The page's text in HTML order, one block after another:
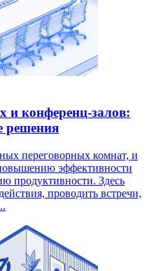
и конференц-залов:
решения
переговорных комнат, и
эффективности
продуктивности. Здесь
проводить встречи,